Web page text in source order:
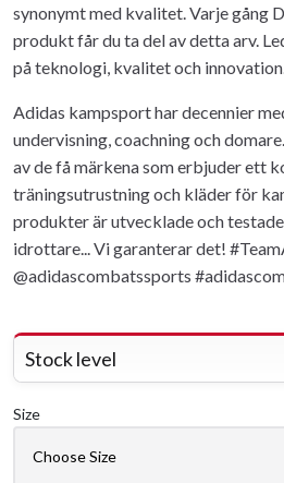
synonymt med kvalitet. Varje gång
produkt får du ta del av detta arv.
på teknologi, kvalitet och innovation.
Adidas kampsport har decennier
undervisning, coachning och
av de få märkena som erbjuder ett
träningsutrustning och kläder för
produkter är utvecklade och
idrottare... Vi garanterar det!
@adidascombatssports
Stock level
Size